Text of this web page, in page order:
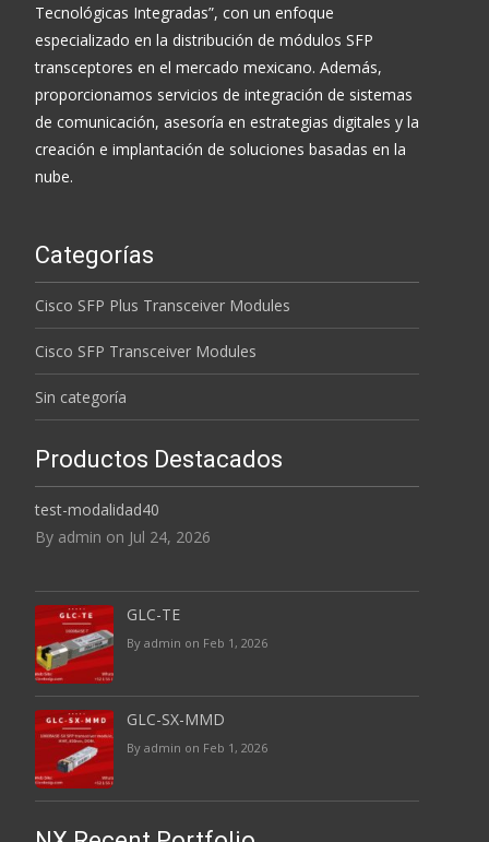
Tecnológicas Integradas”, con un enfoque
especializado en la distribución de módulos SFP
transceptores en el mercado mexicano. Además,
proporcionamos servicios de integración de sistemas
de comunicación, asesoría en estrategias digitales y la
creación e implantación de soluciones basadas en la
nube.
Categorías
Cisco SFP Plus Transceiver Modules
Cisco SFP Transceiver Modules
Sin categoría
Productos Destacados
test-modalidad40
By admin on Jul 24, 2026
GLC-TE
By admin on Feb 1, 2026
GLC-SX-MMD
By admin on Feb 1, 2026